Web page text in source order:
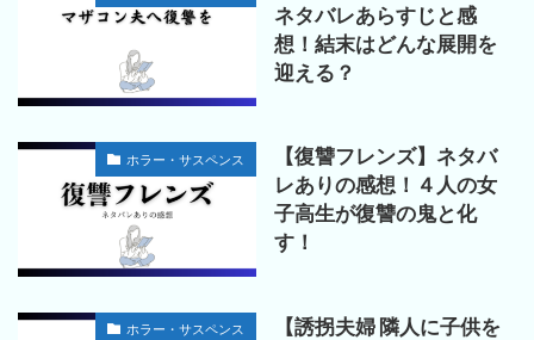
ネタバレあらすじと感
想！結末はどんな展開を
迎える？
ホラー・サスペンス
【復讐フレンズ】ネタバ
レありの感想！４人の女
子高生が復讐の鬼と化
す！
ホラー・サスペンス
【誘拐夫婦 隣人に子供を